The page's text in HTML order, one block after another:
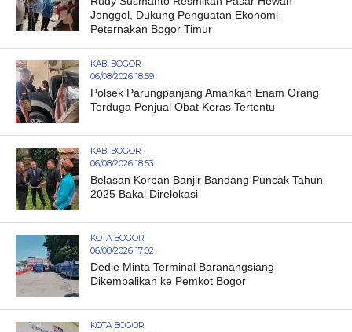
Jonggol, Dukung Penguatan Ekonomi
Peternakan Bogor Timur
KAB. BOGOR
06/08/2026 18:59
Polsek Parungpanjang Amankan Enam Orang
Terduga Penjual Obat Keras Tertentu
KAB. BOGOR
06/08/2026 18:53
Belasan Korban Banjir Bandang Puncak Tahun
2025 Bakal Direlokasi
KOTA BOGOR
06/08/2026 17:02
Dedie Minta Terminal Baranangsiang
Dikembalikan ke Pemkot Bogor
KOTA BOGOR